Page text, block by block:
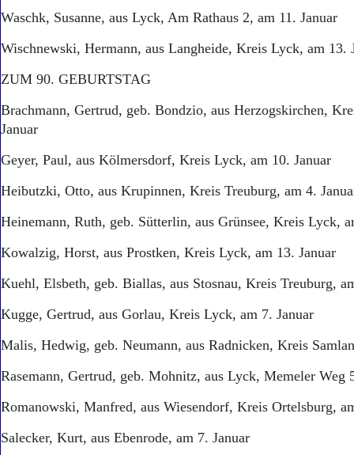
Waschk, Susanne, aus Lyck, Am Rathaus 2, am 11. Januar
Wischnewski, Hermann, aus Langheide, Kreis Lyck, am 13.
ZUM 90. GEBURTSTAG
Brachmann, Gertrud, geb. Bondzio, aus Herzogskirchen,
Januar
Geyer, Paul, aus Kölmersdorf, Kreis Lyck, am 10. Januar
Heibutzki, Otto, aus Krupinnen, Kreis Treuburg, am 4.
Heinemann, Ruth, geb. Sütterlin, aus Grünsee, Kreis Lyck,
Kowalzig, Horst, aus Prostken, Kreis Lyck, am 13. Januar
Kuehl, Elsbeth, geb. Biallas, aus Stosnau, Kreis Treuburg,
Kugge, Gertrud, aus Gorlau, Kreis Lyck, am 7. Januar
Malis, Hedwig, geb. Neumann, aus Radnicken, Kreis
Rasemann, Gertrud, geb. Mohnitz, aus Lyck, Memeler Weg
Romanowski, Manfred, aus Wiesendorf, Kreis Ortelsburg,
Salecker, Kurt, aus Ebenrode, am 7. Januar